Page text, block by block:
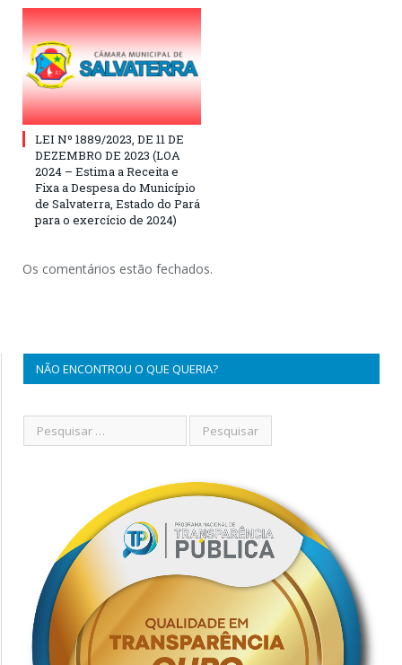
LEI Nº 1889/2023, DE 11 DE
DEZEMBRO DE 2023 (LOA
2024 – Estima a Receita e
Fixa a Despesa do Município
de Salvaterra, Estado do Pará
para o exercício de 2024)
Os comentários estão fechados.
NÃO ENCONTROU O QUE QUERIA?